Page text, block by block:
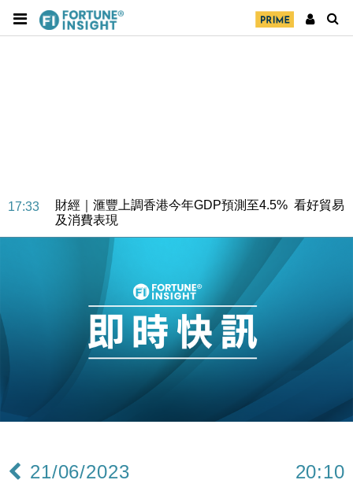
17:33
財經｜滙豐上調香港今年GDP預測至4.5% 看好貿易
及消費表現
本地｜假冒內地執法人員要求交「保證金」 43歲女子
損失近6900萬元
財經｜日經失守6.5萬點後回穩 全周仍升近2%
財經｜恒隆10月換帥 玩具「反」斗城亞洲CEO蔡德
15:11
財經｜韓股反覆波動收跌 連挫7周創逾3年最長跌勢
財經｜內地7月美元計價出口增近24%勝預期 貿易順
11:12
國際｜特朗普料美伊戰事快結束 承認部分彈藥庫存緊
21/06/2023 20:10